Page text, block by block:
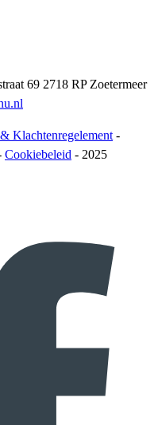
69 2718 RP Zoetermeer
Klachtenregelement -
Cookiebeleid - 2025